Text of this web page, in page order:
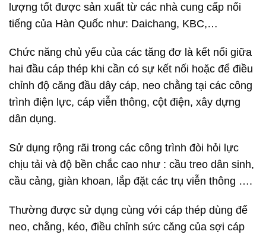
lượng tốt được sản xuất từ các nhà cung cấp nổi
tiếng của Hàn Quốc như: Daichang, KBC,…
Chức năng chủ yếu của các tăng đơ là kết nối giữa
hai đầu cáp thép khi cần có sự kết nối hoặc để điều
chỉnh độ căng đầu dây cáp, neo chằng tại các công
trình điện lực, cáp viễn thông, cột điện, xây dựng
dân dụng.
Sử dụng rộng rãi trong các công trình đòi hỏi lực
chịu tải và độ bền chắc cao như : cầu treo dân sinh,
cầu cảng, giàn khoan, lắp đặt các trụ viễn thông ….
Thường được sử dụng cùng với cáp thép dùng để
neo, chằng, kéo, điều chỉnh sức căng của sợi cáp